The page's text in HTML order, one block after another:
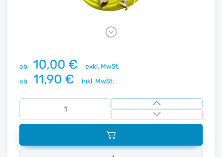
Next
ab 10,00 €
exkl. MwSt.
ab
11,90 € inkl. MwSt.